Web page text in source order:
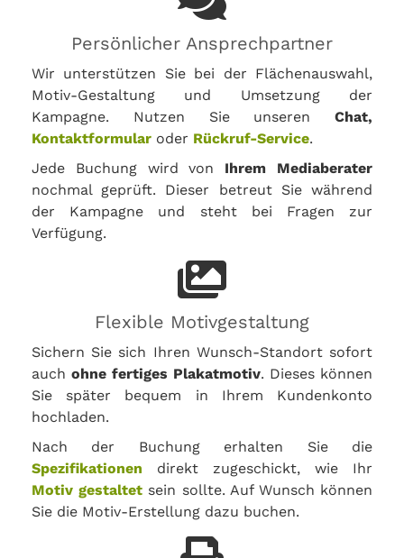
Persönlicher Ansprechpartner
Wir unterstützen Sie bei der Flächenauswahl,
Motiv-Gestaltung und Umsetzung der
Kampagne. Nutzen Sie unseren Chat,
Kontaktformular oder Rückruf-Service.
Jede Buchung wird von Ihrem Mediaberater
nochmal geprüft. Dieser betreut Sie während
der Kampagne und steht bei Fragen zur
Verfügung.
Flexible Motivgestaltung
Sichern Sie sich Ihren Wunsch-Standort sofort
auch ohne fertiges Plakatmotiv. Dieses können
Sie später bequem in Ihrem Kundenkonto
hochladen.
Nach der Buchung erhalten Sie die
Spezifikationen direkt zugeschickt, wie Ihr
Motiv gestaltet sein sollte. Auf Wunsch können
Sie die Motiv-Erstellung dazu buchen.